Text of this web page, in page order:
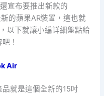
宣布要推出新款的
的蘋果AR裝置，這也就
以下就讓小編詳細盤點給
！
Air
就是這個全新的15吋